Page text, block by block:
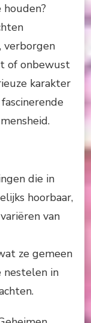
verborgen
of onbewust
karakter
die in
hoorbaar,
van
ze gemeen
nestelen in